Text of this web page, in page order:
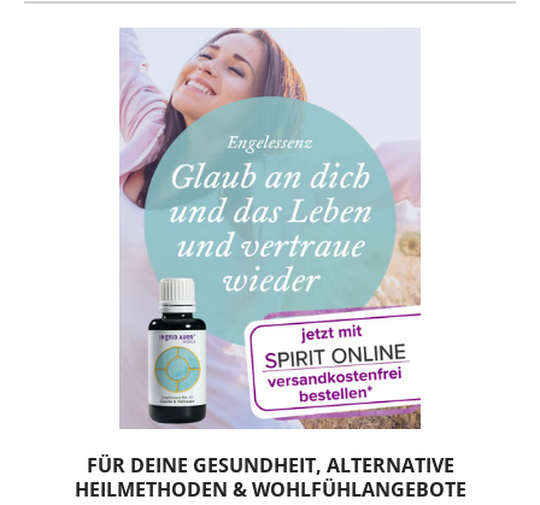
FÜR DEINE GESUNDHEIT, ALTERNATIVE
HEILMETHODEN & WOHLFÜHLANGEBOTE